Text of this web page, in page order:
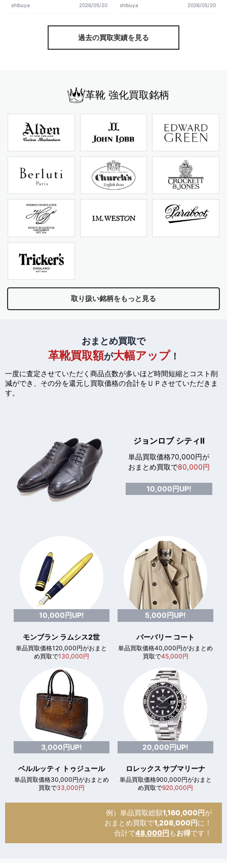
shibuya 2026/05/20 shibuya 2026/05/20
過去の買取実績を見る
革靴 強化買取銘柄
取り扱い銘柄をもっと見る
おまとめ買取で
革靴買取額が大幅アップ！
一度に査定させていただく商品点数が多いほど時間短縮とコスト削
減ができ、 その分を還元し買取価格の合計をＵＰさせていただきま
す。
ジョンロブ シティⅡ
単品買取価格70,000円が
おまとめ買取で80,000円
10,000円UP!
10,000円UP!
モンブラン ラムシス2世
単品買取価格120,000円がおまと
め買取で130,000円
5,000円UP!
バーバリー コート
単品買取価格40,000円がおまとめ
買取で45,000円
3,000円UP!
ベルルッティ トゥジュール
単品買取価格30,000円がおまとめ
買取で33,000円
20,000円UP!
ロレックス サブマリーナ
単品買取価格900,000円がおまと
め買取で920,000円
例）単品買取総額1,160,000円が
おまとめ買取で1,208,000円に！
合計で48,000円 もお得です！